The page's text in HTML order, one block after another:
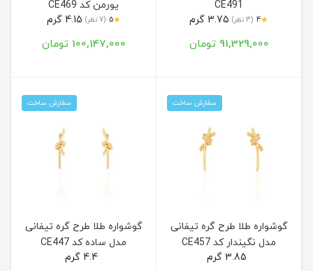
CE491
★
4 (3 نظر)
91,329,000 تومان
یورمن کد CE469
★
5 (7 نظر)
100,147,000 تومان
سفارش ساخت
گوشواره طلا طرح گره تیفانی
مدل نگیندار کد CE457
سفارش ساخت
گوشواره طلا طرح گره تیفانی
مدل ساده کد CE447
4.4 گرم